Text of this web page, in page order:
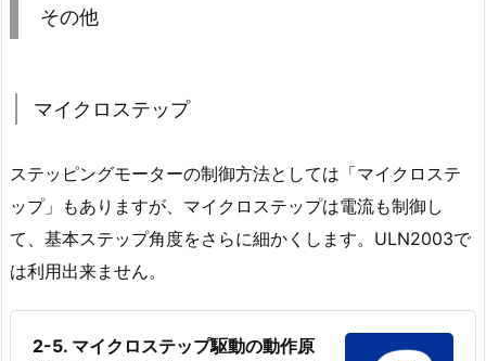
その他
マイクロステップ
ステッピングモーターの制御方法としては「マイクロステ
ップ」もありますが、マイクロステップは電流も制御し
て、基本ステップ角度をさらに細かくします。ULN2003で
は利用出来ません。
2-5. マイクロステップ駆動の動作原